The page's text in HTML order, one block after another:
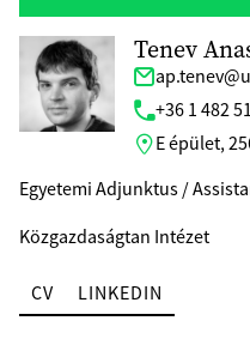
Tenev
+36 1 482
E épület,
Egyetemi Adjunktus /
Közgazdaságtan Intézet
CV LINKEDIN